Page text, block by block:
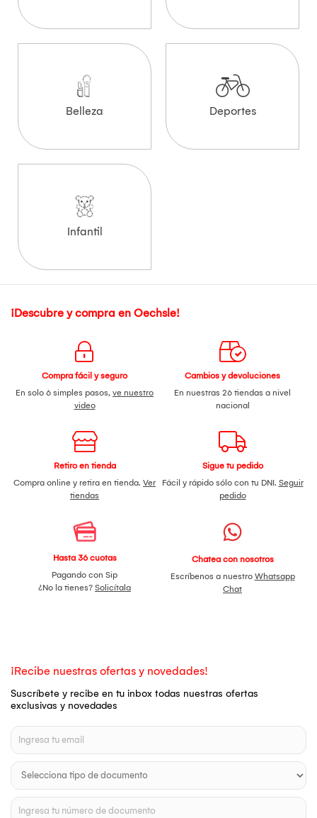
Belleza Deportes
Infantil
¡Descubre y compra en Oechsle!
Compra fácil y seguro
En solo 6 simples pasos, ve nuestro
video
Cambios y devoluciones
En nuestras 26 tiendas a nivel
nacional
Retiro en tienda
Compra online y retira en tienda. Ver
tiendas
Sigue tu pedido
Fácil y rápido sólo con tu DNI. Seguir
pedido
Hasta 36 cuotas
Pagando con Sip
¿No la tienes? Solicítala
Chatea con nosotros
Escríbenos a nuestro Whatsapp
Chat
¡Recibe nuestras ofertas y novedades!
Suscríbete y recibe en tu inbox todas nuestras ofertas
exclusivas y novedades